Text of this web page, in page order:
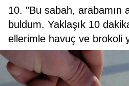
10. "Bu sabah, arabamın
buldum. Yaklaşık 10
ellerimle havuç ve brokoli